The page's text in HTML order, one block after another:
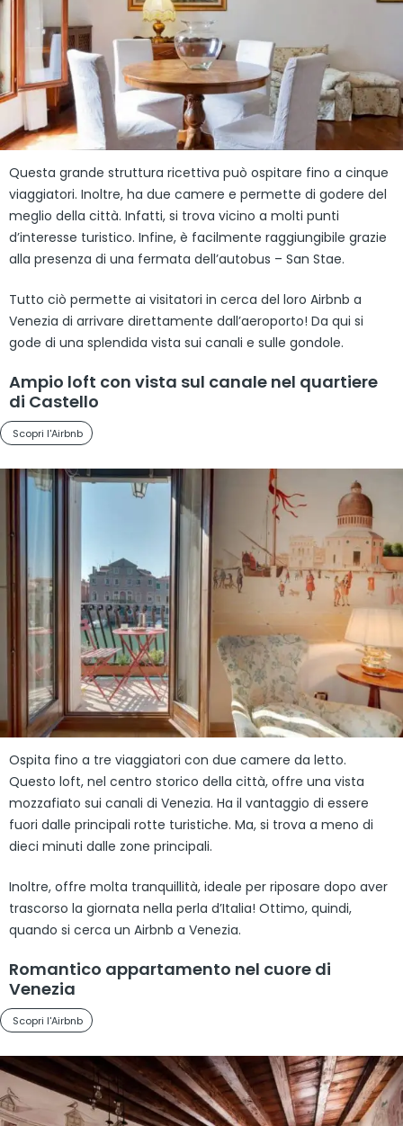
Questa grande struttura ricettiva può ospitare fino a cinque
viaggiatori. Inoltre, ha due camere e permette di godere del
meglio della città. Infatti, si trova vicino a molti punti
d’interesse turistico. Infine, è facilmente raggiungibile grazie
alla presenza di una fermata dell’autobus – San Stae.
Tutto ciò permette ai visitatori in cerca del loro Airbnb a
Venezia di arrivare direttamente dall’aeroporto! Da qui si
gode di una splendida vista sui canali e sulle gondole.
Ampio loft con vista sul canale nel quartiere
di Castello
Scopri l'Airbnb
Ospita fino a tre viaggiatori con due camere da letto.
Questo loft, nel centro storico della città, offre una vista
mozzafiato sui canali di Venezia. Ha il vantaggio di essere
fuori dalle principali rotte turistiche. Ma, si trova a meno di
dieci minuti dalle zone principali.
Inoltre, offre molta tranquillità, ideale per riposare dopo aver
trascorso la giornata nella perla d’Italia! Ottimo, quindi,
quando si cerca un Airbnb a Venezia.
Romantico appartamento nel cuore di
Venezia
Scopri l'Airbnb